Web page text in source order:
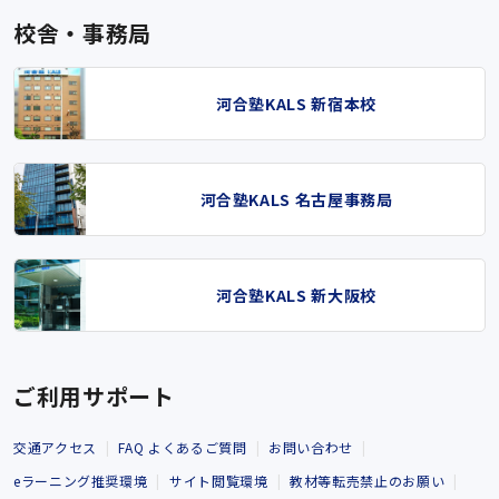
校舎・事務局
河合塾KALS 新宿本校
河合塾KALS 名古屋事務局
河合塾KALS 新大阪校
ご利用サポート
交通アクセス FAQ よくあるご質問
お問い合わせ
eラーニング推奨環境
サイト閲覧環境 教材等転売禁止のお願い